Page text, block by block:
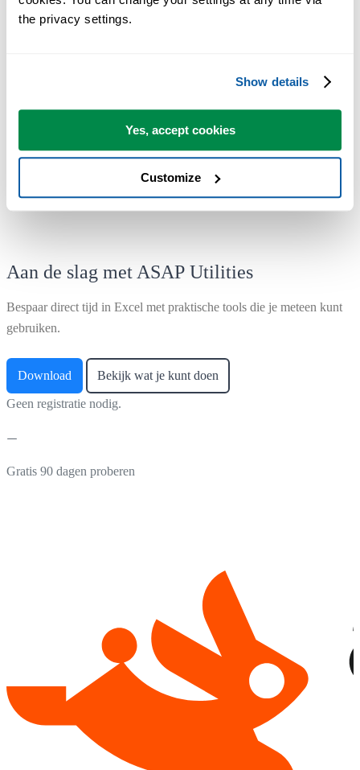
the privacy settings.
Show details
Yes, accept cookies
Customize
Gebruikt door teams in meer dan 28.500 organisaties.
Aan de slag met ASAP Utilities
Bespaar direct tijd in Excel met praktische tools die je meteen kunt
gebruiken.
Download Bekijk wat je kunt doen
Geen registratie nodig.
Gratis 90 dagen proberen